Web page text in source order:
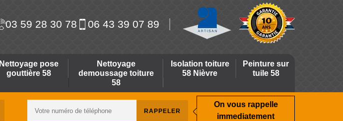
03 59 28 30 78 06 43 39 07 89
Nettoyage pose
gouttière 58
Nettoyage
demoussage toiture
58
Isolation toiture
58 Nièvre
Peinture sur
tuile 58
On vous rappelle
immediatement